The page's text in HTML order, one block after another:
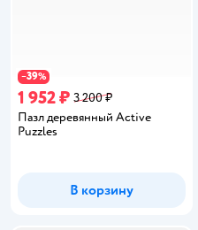
−39%
1 952 ₽ 3 200 ₽
Пазл деревянный Active
Puzzles
В корзину